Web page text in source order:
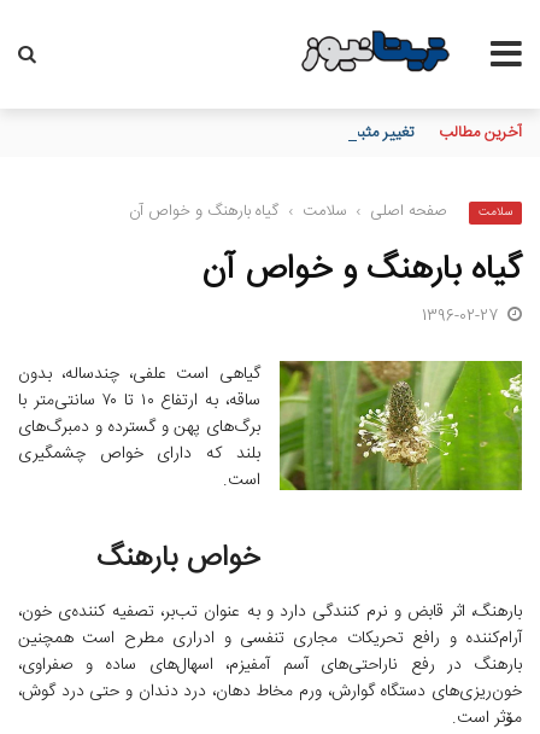
آخرین مطالب تغییر مثبت در عملکرد مالی بانک صادرات ایران/ درآمد عملیاتی 80 درصد رشد کرد
سلامت صفحه اصلی › سلامت › گیاه بارهنگ و خواص آن
گیاه بارهنگ و خواص آن
1396-02-27
گیاهی است علفی، چندساله، بدون
ساقه، به ارتفاع ۱۰ تا ۷۰ سانتی‌متر با
برگ‌های پهن و گسترده و دمبرگ‌های
بلند که دارای خواص چشمگیری
است.
خواص بارهنگ
بارهنگ، اثر قابض و نرم کنندگی دارد و به عنوان تب‌بر، تصفیه کننده‌ی خون،
آرام‌کننده و رافع تحریکات مجاری تنفسی و ادراری مطرح است همچنین
بارهنگ در رفع ناراحتی‌های آسم آمفیزم، اسهال‌های ساده و صفراوی،
خون‌ریزی‌های دستگاه گوارش، ورم مخاط دهان، درد دندان و حتی درد گوش،
مۆثر است.